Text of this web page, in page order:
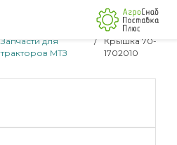
Запчасти для
тракторов МТЗ
/
Крышка 70-
1702010